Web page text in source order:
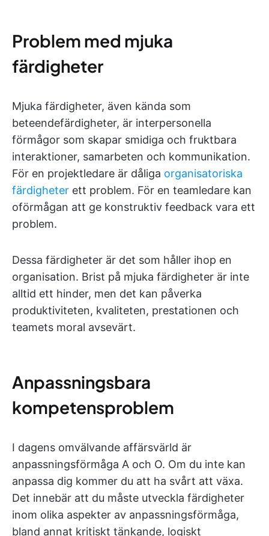
Problem med mjuka
färdigheter
Mjuka färdigheter, även kända som
beteendefärdigheter, är interpersonella
förmågor som skapar smidiga och fruktbara
interaktioner, samarbeten och kommunikation.
För en projektledare är dåliga organisatoriska
färdigheter ett problem. För en teamledare kan
oförmågan att ge konstruktiv feedback vara ett
problem.
Dessa färdigheter är det som håller ihop en
organisation. Brist på mjuka färdigheter är inte
alltid ett hinder, men det kan påverka
produktiviteten, kvaliteten, prestationen och
teamets moral avsevärt.
Anpassningsbara
kompetensproblem
I dagens omvälvande affärsvärld är
anpassningsförmåga A och O. Om du inte kan
anpassa dig kommer du att ha svårt att växa.
Det innebär att du måste utveckla färdigheter
inom olika aspekter av anpassningsförmåga,
bland annat kritiskt tänkande, logiskt